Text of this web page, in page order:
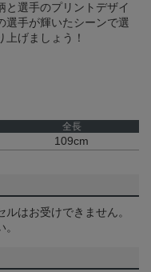
と選手のプリントデザイ
選手が輝いたシーンで選
げましょう！
全長
109cm
はお受けできません。